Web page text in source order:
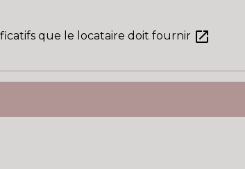
que le locataire doit fournir open_in_new